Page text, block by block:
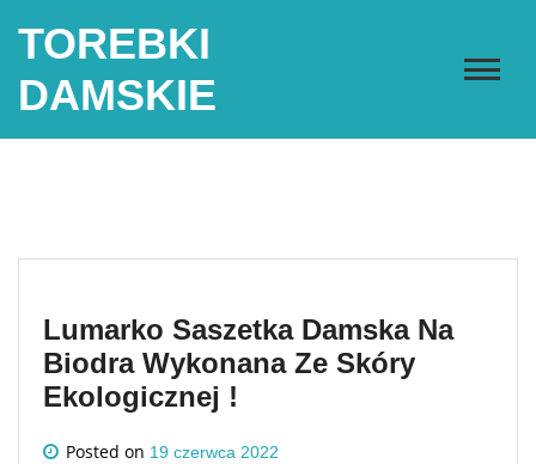
TOREBKI
DAMSKIE
Lumarko Saszetka Damska Na
Biodra Wykonana Ze Skóry
Ekologicznej !
Posted on 19 czerwca 2022